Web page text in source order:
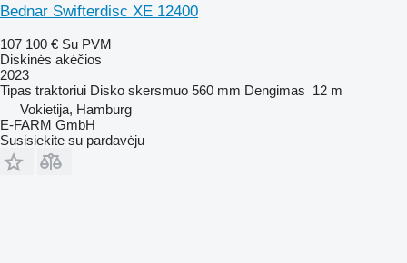
Bednar Swifterdisc XE 12400
107 100 € Su PVM
Diskinės akėčios
2023
Tipas traktoriui Disko skersmuo 560 mm Dengimas 12 m
Vokietija, Hamburg
E-FARM GmbH
Susisiekite su pardavėju